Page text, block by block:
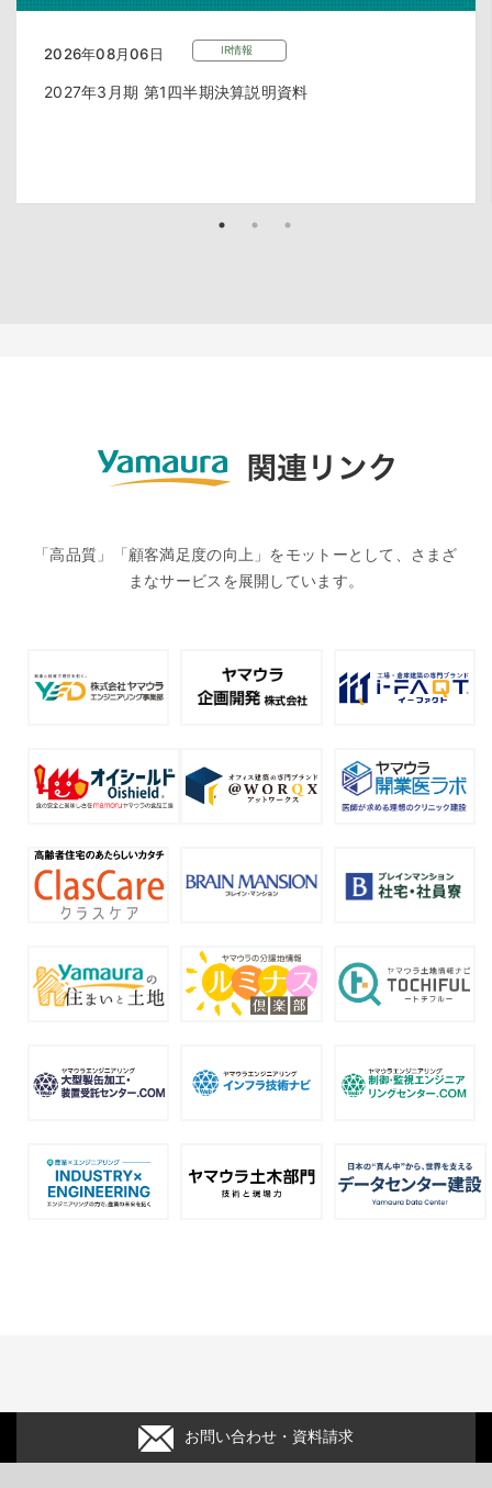
2026年08月06日 IR情報
2027年3月期 第1四半期決算説明資料
「高品質」「顧客満足度の向上」をモットーとして、さまざ
まなサービスを展開しています。
お問い合わせ・資料請求